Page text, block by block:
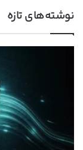
نوشته‌های تازه